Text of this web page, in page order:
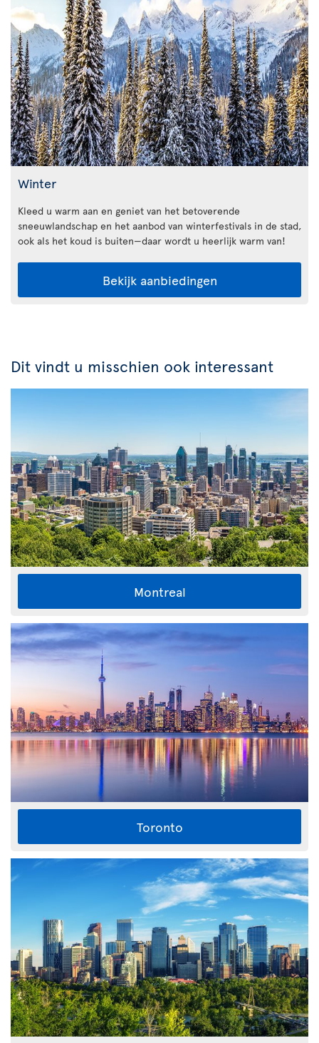
Winter
Kleed u warm aan en geniet van het betoverende
sneeuwlandschap en het aanbod van winterfestivals in de stad,
ook als het koud is buiten—daar wordt u heerlijk warm van!
Bekijk aanbiedingen
Dit vindt u misschien ook interessant
Montreal
Toronto